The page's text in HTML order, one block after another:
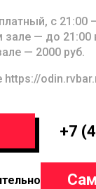
с 21:00
— до 21:00
— 2000 руб.
https://
+7